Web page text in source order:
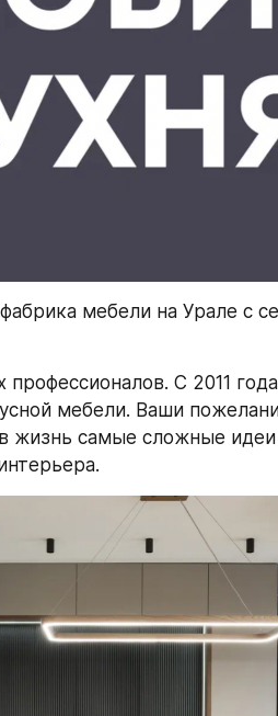
мебели на Урале с
С 2011
мебели. Ваши
жизнь самые сложные идеи